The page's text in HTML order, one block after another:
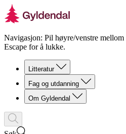
Navigasjon: Pil høyre/venstre mellom
Escape for å lukke.
Litteratur
Fag og utdanning
Om Gyldendal